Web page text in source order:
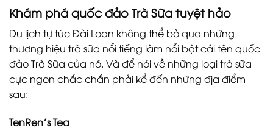
Khám phá quốc đảo Trà Sữa tuyệt hảo
Du lịch tự túc Đài Loan không thể bỏ qua những
thương hiệu trà sữa nổi tiếng làm nổi bật cái tên quốc
đảo Trà Sữa của nó. Và để nói về những loại trà sữa
cực ngon chắc chắn phải kể đến những địa điểm
sau:
TenRen’s Tea